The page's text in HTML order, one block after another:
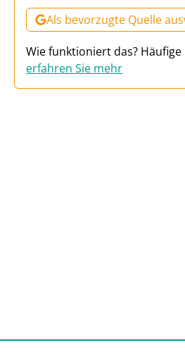
Als bevorzugte Quelle
Wie funktioniert das? Häufige
erfahren Sie mehr